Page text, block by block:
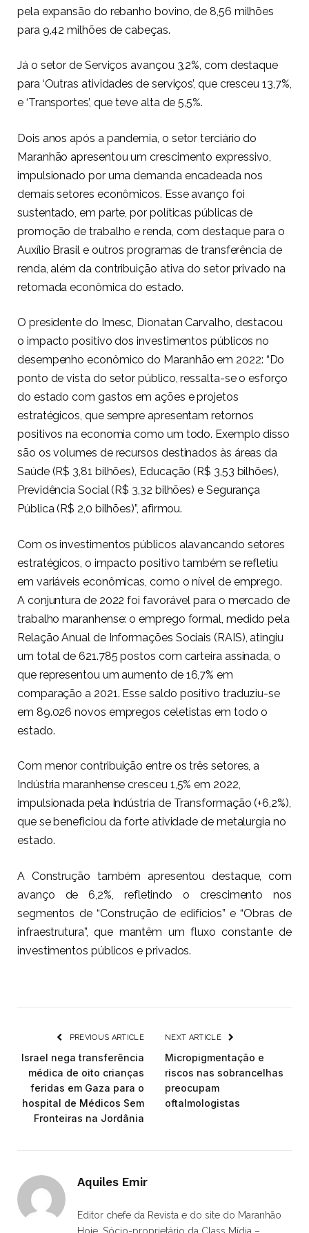
pela expansão do rebanho bovino, de 8,56 milhões
para 9,42 milhões de cabeças.
Já o setor de Serviços avançou 3,2%, com destaque
para ‘Outras atividades de serviços’, que cresceu 13,7%,
e ‘Transportes’, que teve alta de 5,5%.
Dois anos após a pandemia, o setor terciário do
Maranhão apresentou um crescimento expressivo,
impulsionado por uma demanda encadeada nos
demais setores econômicos. Esse avanço foi
sustentado, em parte, por políticas públicas de
promoção de trabalho e renda, com destaque para o
Auxílio Brasil e outros programas de transferência de
renda, além da contribuição ativa do setor privado na
retomada econômica do estado.
O presidente do Imesc, Dionatan Carvalho, destacou
o impacto positivo dos investimentos públicos no
desempenho econômico do Maranhão em 2022: “Do
ponto de vista do setor público, ressalta-se o esforço
do estado com gastos em ações e projetos
estratégicos, que sempre apresentam retornos
positivos na economia como um todo. Exemplo disso
são os volumes de recursos destinados às áreas da
Saúde (R$ 3,81 bilhões), Educação (R$ 3,53 bilhões),
Previdência Social (R$ 3,32 bilhões) e Segurança
Pública (R$ 2,0 bilhões)”, afirmou.
Com os investimentos públicos alavancando setores
estratégicos, o impacto positivo também se refletiu
em variáveis econômicas, como o nível de emprego.
A conjuntura de 2022 foi favorável para o mercado de
trabalho maranhense: o emprego formal, medido pela
Relação Anual de Informações Sociais (RAIS), atingiu
um total de 621.785 postos com carteira assinada, o
que representou um aumento de 16,7% em
comparação a 2021. Esse saldo positivo traduziu-se
em 89.026 novos empregos celetistas em todo o
estado.
Com menor contribuição entre os três setores, a
Indústria maranhense cresceu 1,5% em 2022,
impulsionada pela Indústria de Transformação (+6,2%),
que se beneficiou da forte atividade de metalurgia no
estado.
A Construção também apresentou destaque, com
avanço de 6,2%, refletindo o crescimento nos
segmentos de “Construção de edifícios” e “Obras de
infraestrutura”, que mantêm um fluxo constante de
investimentos públicos e privados.
PREVIOUS ARTICLE
Israel nega transferência
médica de oito crianças
feridas em Gaza para o
hospital de Médicos Sem
Fronteiras na Jordânia
NEXT ARTICLE
Micropigmentação e
riscos nas sobrancelhas
preocupam
oftalmologistas
Aquiles Emir
Editor chefe da Revista e do site do Maranhão